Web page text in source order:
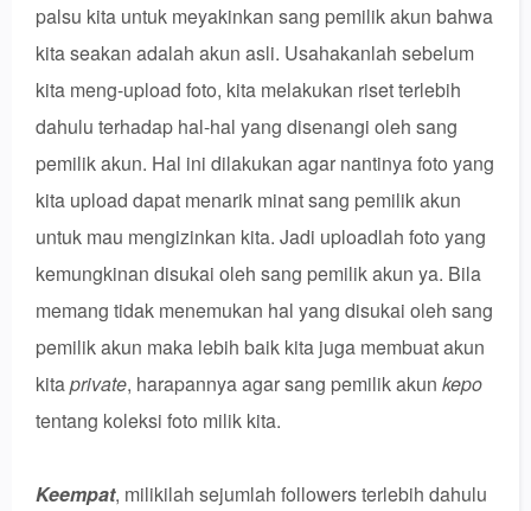
palsu kita untuk meyakinkan sang pemilik akun bahwa
kita seakan adalah akun asli. Usahakanlah sebelum
kita meng-upload foto, kita melakukan riset terlebih
dahulu terhadap hal-hal yang disenangi oleh sang
pemilik akun. Hal ini dilakukan agar nantinya foto yang
kita upload dapat menarik minat sang pemilik akun
untuk mau mengizinkan kita. Jadi uploadlah foto yang
kemungkinan disukai oleh sang pemilik akun ya. Bila
memang tidak menemukan hal yang disukai oleh sang
pemilik akun maka lebih baik kita juga membuat akun
kitaprivate, harapannya agar sang pemilik akun kepo
tentang koleksi foto milik kita.
Keempat, milikilah sejumlah followers terlebih dahulu